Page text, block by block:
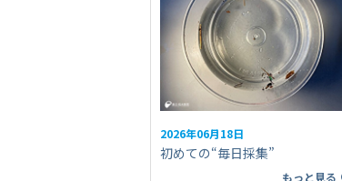
2026年06月18日
初めての“毎日採集”
もっと見る